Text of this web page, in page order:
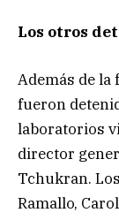
Los otros
Además de
fueron
laboratorios
director
Tchukran.
Ramallo,